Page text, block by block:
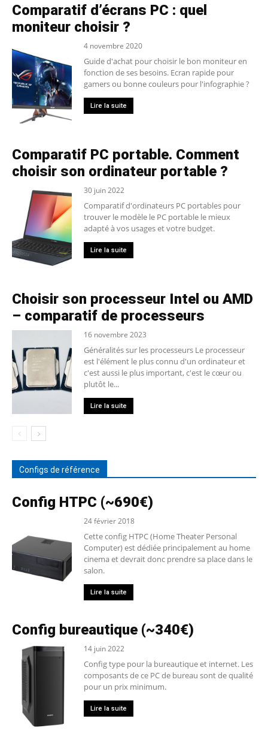
Comparatif d’écrans PC : quel
moniteur choisir ?
4 novembre 2020
Guide d'achat pour choisir le bon moniteur en
fonction de ses besoins. Ecran rapide pour
gamers ou bonne couleurs pour l'infographie ?
Lire la suite
Comparatif PC portable. Comment
choisir son ordinateur portable ?
30 juin 2022
Comparatif d'ordinateurs PC portables pour
trouver le modèle le PC portable le mieux
adapté à vos usages et votre budget.
Lire la suite
Choisir son processeur Intel ou AMD
– comparatif de processeurs
16 novembre 2023
Généralités sur les processeurs Le processeur
est l'élément le plus connu d'un ordinateur et
c'est aussi le plus important, c'est le cœur ou
plutôt le...
Lire la suite
Configs de référence
Config HTPC (~690€)
24 février 2018
Cette config HTPC (Home Theater Personal
Computer) est dédiée principalement au home
cinema et devrait donc prendre sa place dans le
salon.
Lire la suite
Config bureautique (~340€)
14 juin 2022
Config type pour la bureautique et internet. Les
composants de ce PC de bureau sont de qualité
pour un prix minimum.
Lire la suite